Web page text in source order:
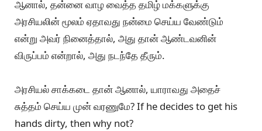
ப: உங்கள் கேள்வி நியாயமானது தான்.
அனைவரையும் அனைத்துச் செல்லும் குணம்
தலைவருடையது.
தற்போது தமிழகத்தில் நிலவும் அரசியல் சூழ்நிலை,